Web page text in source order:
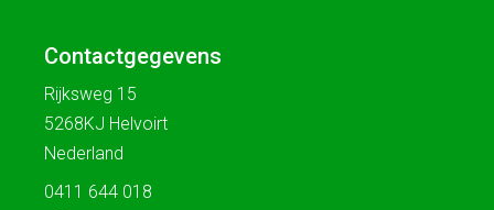
Contactgegevens
Rijksweg 15
5268KJ Helvoirt
Nederland
0411 644 018